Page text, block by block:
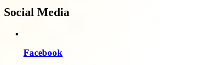
Social Media
Facebook